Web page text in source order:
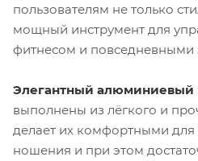
пользователям не только
мощный инструмент для
фитнесом и повседневными
Элегантный алюминиевый
выполнены из лёгкого и
делает их комфортными для
ношения и при этом